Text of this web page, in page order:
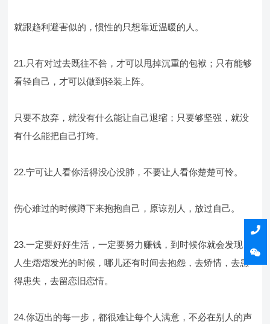
就跟趋利避害似的，惯性的只想靠近温暖的人。
21.只有对过去既往不咎，才可以甩掉沉重的包袱；只有能够
看轻自己，才可以做到轻装上阵。
只要不放弃，就没有什么能让自己退缩；只要够坚强，就没
有什么能把自己打垮。
22.宁可让人看你活得没心没肺，不要让人看你楚楚可怜。
伤心难过的时候蹲下来抱抱自己，原谅别人，放过自己。
23.一定要好好生活，一定要努力赚钱，到时候你就会发现，
人生熠熠发光的时候，哪儿还有时间去抱怨，去矫情，去患
得患失，去留恋旧恋情。
24.你迈出的每一步，都很难让每个人满意，不必在别人的声